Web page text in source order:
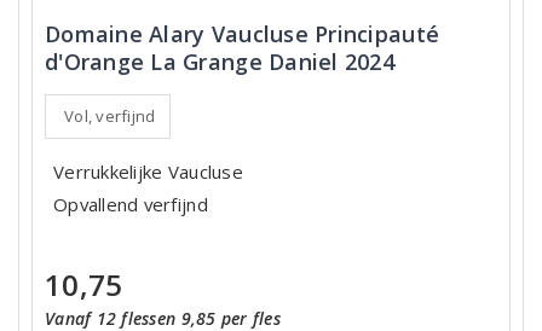
Domaine Alary Vaucluse Principauté
d'Orange La Grange Daniel 2024
Vol, verfijnd
Verrukkelijke Vaucluse
Opvallend verfijnd
10,75
Vanaf 12 flessen 9,85 per fles